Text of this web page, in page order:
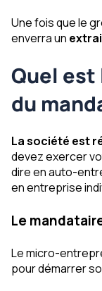
Une fois que le
enverra un
Quel
du
La société est
devez exercer
dire en auto-
en entreprise
Le
Le micro-
pour démarrer